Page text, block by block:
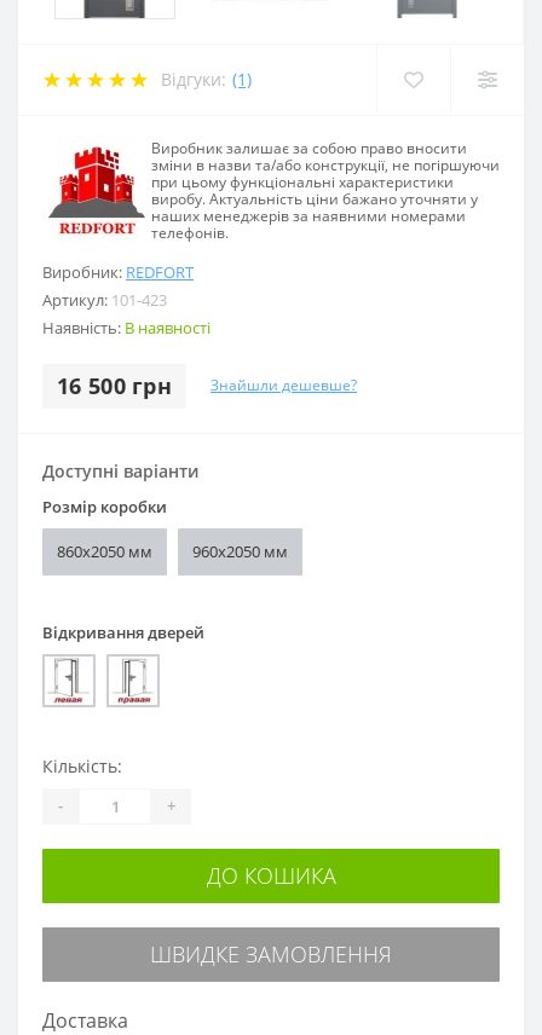
Відгуки: (1)
Виробник: REDFORT
Артикул: 101-423
Наявність: В наявності
16 500 грн Знайшли дешевше?
Виробник залишає за собою право вносити
зміни в назви та/або конструкції, не погіршуючи
при цьому функціональні характеристики
виробу. Актуальність ціни бажано уточняти у
наших менеджерів за наявними номерами
телефонів.
Доступні варіанти
Розмір коробки
860х2050 мм 960х2050 мм
Відкривання дверей
Кількість:
- +
ДО КОШИКА
ШВИДКЕ ЗАМОВЛЕННЯ
Доставка